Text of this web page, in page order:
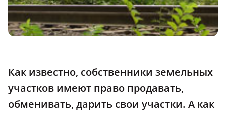
Как известно, собственники земельных
участков имеют право продавать,
обменивать, дарить свои участки. А как